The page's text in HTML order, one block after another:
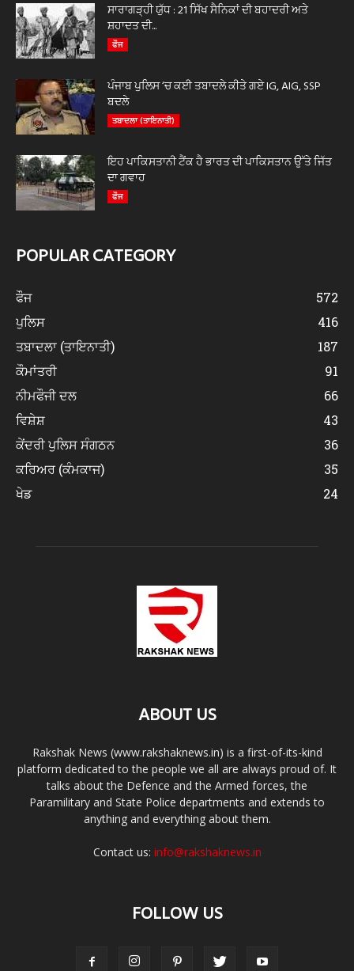
ਸਾਰਾਗੜ੍ਹੀ ਯੁੱਧ : 21 ਸਿੱਖ ਸੈਨਿਕਾਂ ਦੀ ਬਹਾਦਰੀ ਅਤੇ
ਸ਼ਹਾਦਤ ਦੀ...
ਫੌਜ
ਪੰਜਾਬ ਪੁਲਿਸ ‘ਚ ਕਈ ਤਬਾਦਲੇ ਕੀਤੇ ਗਏ IG, AIG, SSP
ਬਦਲੇ
ਤਬਾਦਲਾ (ਤਾਇਨਾਤੀ)
ਇਹ ਪਾਕਿਸਤਾਨੀ ਟੈਂਕ ਹੈ ਭਾਰਤ ਦੀ ਪਾਕਿਸਤਾਨ ਉੱਤੇ ਜਿੱਤ
ਦਾ ਗਵਾਹ
ਫੌਜ
POPULAR CATEGORY
ਫੌਜ
572
ਪੁਲਿਸ
416
ਤਬਾਦਲਾ (ਤਾਇਨਾਤੀ)
187
ਕੌਮਾਂਤਰੀ
91
ਨੀਮਫੌਜੀ ਦਲ
66
ਵਿਸ਼ੇਸ਼
43
ਕੇਂਦਰੀ ਪੁਲਿਸ ਸੰਗਠਨ
36
ਕਰਿਅਰ (ਕੰਮਕਾਜ)
35
ਖੇਡ
24
ABOUT US
Rakshak News (www.rakshaknews.in) is a first-of-its-kind
platform dedicated to the people we all are always proud of. It
talks about the Defence and the Armed forces, the
Paramilitary and State Police departments and extends to
anything and everything about them.
Contact us: info@rakshaknews.in
FOLLOW US